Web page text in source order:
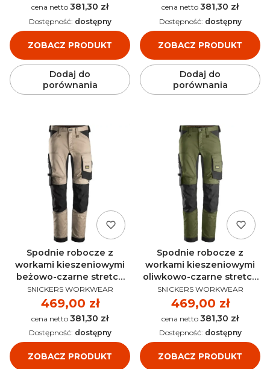
Cena 381,30 zł
ZOBACZ PRODUKT
Dostępność: dostępny
Dodaj do
porównania
Cena 381,30 zł
ZOBACZ PRODUKT
Dostępność: dostępny
Dodaj do
porównania
Spodnie robocze z
workami kieszeniowymi
beżowo-czarne stretch
AllroundWork SNICKERS
6241
PRODUCENT
SNICKERS WORKWEAR
Cena
469,00 zł
Cena 381,30 zł
ZOBACZ PRODUKT
Dostępność: dostępny
Spodnie robocze z
workami kieszeniowymi
oliwkowo-czarne stretch
AllroundWork SNICKERS
6241
PRODUCENT
SNICKERS WORKWEAR
Cena
469,00 zł
Cena 381,30 zł
ZOBACZ PRODUKT
Dostępność: dostępny